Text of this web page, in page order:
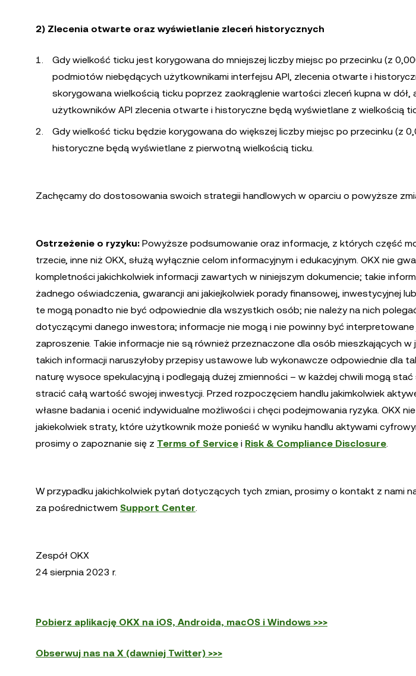
2) Zlecenia otwarte oraz wyświetlanie zleceń historycznych
Gdy wielkość ticku jest korygowana do mniejszej liczby miejsc po przecinku (z
podmiotów niebędących użytkownikami interfejsu API, zlecenia otwarte i
skorygowana wielkością ticku poprzez zaokrąglenie wartości zleceń kupna w dół,
użytkowników API zlecenia otwarte i historyczne będą wyświetlane z wielkością
Gdy wielkość ticku będzie korygowana do większej liczby miejsc po przecinku (z
historyczne będą wyświetlane z pierwotną wielkością ticku.
Zachęcamy do dostosowania swoich strategii handlowych w oparciu o powyższe
Ostrzeżenie o ryzyku: Powyższe podsumowanie oraz informacje, z których część
trzecie, inne niż OKX, służą wyłącznie celom informacyjnym i edukacyjnym. OKX nie
kompletności jakichkolwiek informacji zawartych w niniejszym dokumencie; takie
żadnego oświadczenia, gwarancji ani jakiejkolwiek porady finansowej, inwestycyjnej
te mogą ponadto nie być odpowiednie dla wszystkich osób; nie należy na nich
dotyczącymi danego inwestora; informacje nie mogą i nie powinny być
zaproszenie. Takie informacje nie są również przeznaczone dla osób mieszkających
takich informacji naruszyłoby przepisy ustawowe lub wykonawcze odpowiednie dla
naturę wysoce spekulacyjną i podlegają dużej zmienności – w każdej chwili mogą stać
stracić całą wartość swojej inwestycji. Przed rozpoczęciem handlu jakimkolwiek
własne badania i ocenić indywidualne możliwości i chęci podejmowania ryzyka. OKX
jakiekolwiek straty, które użytkownik może ponieść w wyniku handlu aktywami
prosimy o zapoznanie się z Terms of Service i Risk & Compliance Disclosure.
W przypadku jakichkolwiek pytań dotyczących tych zmian, prosimy o kontakt z nami
za pośrednictwem Support Center.
Zespół OKX
24 sierpnia 2023 r.
Pobierz aplikację OKX na iOS, Androida, macOS i Windows >>>
Obserwuj nas na X (dawniej Twitter) >>>